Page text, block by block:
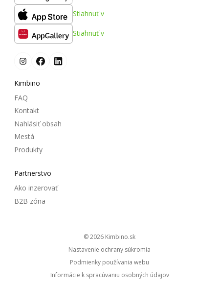
Stiahnuť v
Stiahnuť v
Kimbino
FAQ
Kontakt
Nahlásiť obsah
Mestá
Produkty
Partnerstvo
Ako inzerovať
B2B zóna
© 2026
kimbino.sk
Nastavenie ochrany súkromia
Podmienky používania webu
Informácie k spracúvaniu osobných údajov